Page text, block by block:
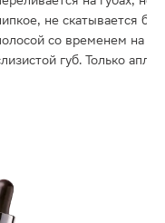
не скатывается
со временем на
губ. Только